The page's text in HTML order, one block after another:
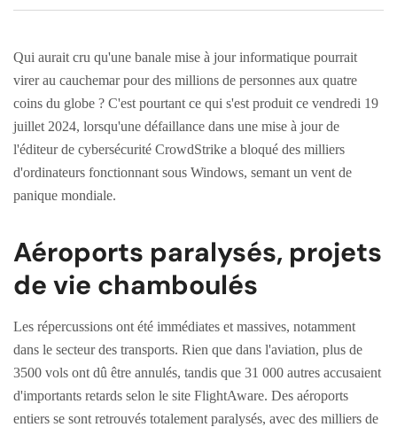
Qui aurait cru qu'une banale mise à jour informatique pourrait
virer au cauchemar pour des millions de personnes aux quatre
coins du globe ? C'est pourtant ce qui s'est produit ce vendredi 19
juillet 2024, lorsqu'une défaillance dans une mise à jour de
l'éditeur de cybersécurité CrowdStrike a bloqué des milliers
d'ordinateurs fonctionnant sous Windows, semant un vent de
panique mondiale.
Aéroports paralysés, projets
de vie chamboulés
Les répercussions ont été immédiates et massives, notamment
dans le secteur des transports. Rien que dans l'aviation, plus de
3500 vols ont dû être annulés, tandis que 31 000 autres accusaient
d'importants retards selon le site FlightAware. Des aéroports
entiers se sont retrouvés totalement paralysés, avec des milliers de